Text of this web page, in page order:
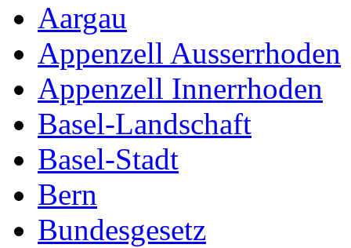
Aargau
Appenzell Ausserrhoden
Appenzell Innerrhoden
Basel-Landschaft
Basel-Stadt
Bern
Bundesgesetz